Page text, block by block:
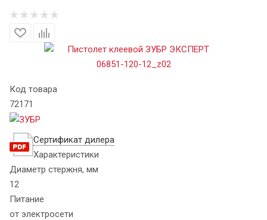
Код товара
72171
Сертификат дилера
Характеристики
Диаметр стержня, мм
12
Питание
от электросети